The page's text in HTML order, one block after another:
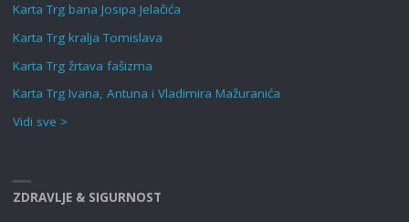
Karta Trg bana Josipa Jelačića
Karta Trg kralja Tomislava
Karta Trg žrtava fašizma
Karta Trg Ivana, Antuna i Vladimira Mažuranića
Vidi sve >
ZDRAVLJE & SIGURNOST